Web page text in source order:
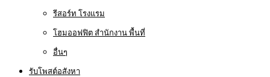
รีสอร์ท โรงแรม
โฮมออฟฟิต สำนักงาน พื้นที่
อื่นๆ
รับโพสต์อสังหา